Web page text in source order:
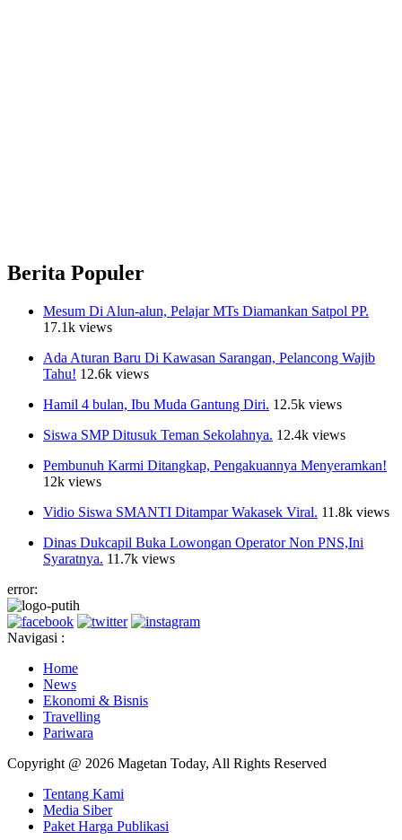
Berita Populer
Mesum Di Alun-alun, Pelajar MTs Diamankan Satpol PP.
17.1k views
Ada Aturan Baru Di Kawasan Sarangan, Pelancong Wajib
Tahu! 12.6k views
Hamil 4 bulan, Ibu Muda Gantung Diri. 12.5k views
Siswa SMP Ditusuk Teman Sekolahnya. 12.4k views
Pembunuh Karmi Ditangkap, Pengakuannya Menyeramkan!
12k views
Vidio Siswa SMANTI Ditampar Wakasek Viral. 11.8k views
Dinas Dukcapil Buka Lowongan Operator Non PNS,Ini
Syaratnya. 11.7k views
error:
Navigasi :
Home
News
Ekonomi & Bisnis
Travelling
Pariwara
Copyright @ 2026 Magetan Today, All Rights Reserved
Tentang Kami
Media Siber
Paket Harga Publikasi